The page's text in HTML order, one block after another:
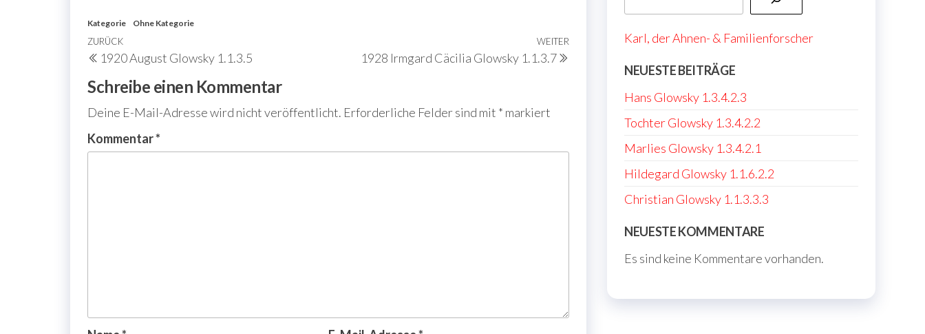
Kategorie Ohne Kategorie
Beitragsnavigation
Vorheriger
Beitrag
ZURÜCK
1920 August Glowsky 1.1.3.5
Nächster
WEITER
1928 Irmgard Cäcilia Glowsky 1.1.3.7
Schreibe einen Kommentar
Deine E-Mail-Adresse wird nicht veröffentlicht. Erforderliche Felder sind mit * markiert
Kommentar*
Karl, der Ahnen- & Familienforscher
NEUESTE BEITRÄGE
Hans Glowsky 1.3.4.2.3
Tochter Glowsky 1.3.4.2.2
Marlies Glowsky 1.3.4.2.1
Hildegard Glowsky 1.1.6.2.2
Christian Glowsky 1.1.3.3.3
NEUESTE KOMMENTARE
Es sind keine Kommentare vorhanden.